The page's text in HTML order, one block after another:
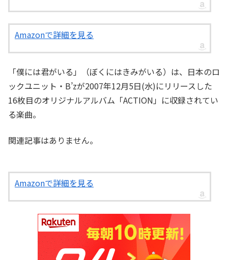
Amazonで詳細を見る
「僕には君がいる」（ぼくにはきみがいる）は、日本のロ
ックユニット・B’zが2007年12月5日(水)にリリースした
16枚目のオリジナルアルバム「ACTION」に収録されてい
る楽曲。
関連記事はありません。
Amazonで詳細を見る